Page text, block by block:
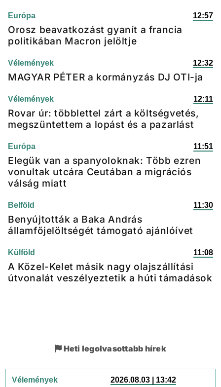
Európa 12:57
Orosz beavatkozást gyanít a francia
politikában Macron jelöltje
Vélemények 12:32
MAGYAR PÉTER a kormányzás DJ OTI-ja
Vélemények 12:11
Rovar úr: többlettel zárt a költségvetés,
megszüntettem a lopást és a pazarlást
Európa 11:51
Elegük van a spanyoloknak: Több ezren
vonultak utcára Ceutában a migrációs
válság miatt
Belföld 11:30
Benyújtották a Baka András
államfőjelöltségét támogató ajánlóívet
Külföld 11:08
A Közel-Kelet másik nagy olajszállítási
útvonalát veszélyeztetik a húti támadások
Heti legolvasottabb hírek
Vélemények 2026.08.03 | 13:42